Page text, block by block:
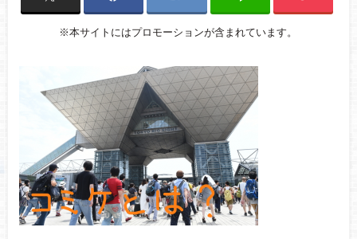
※本サイトにはプロモーションが含まれています。